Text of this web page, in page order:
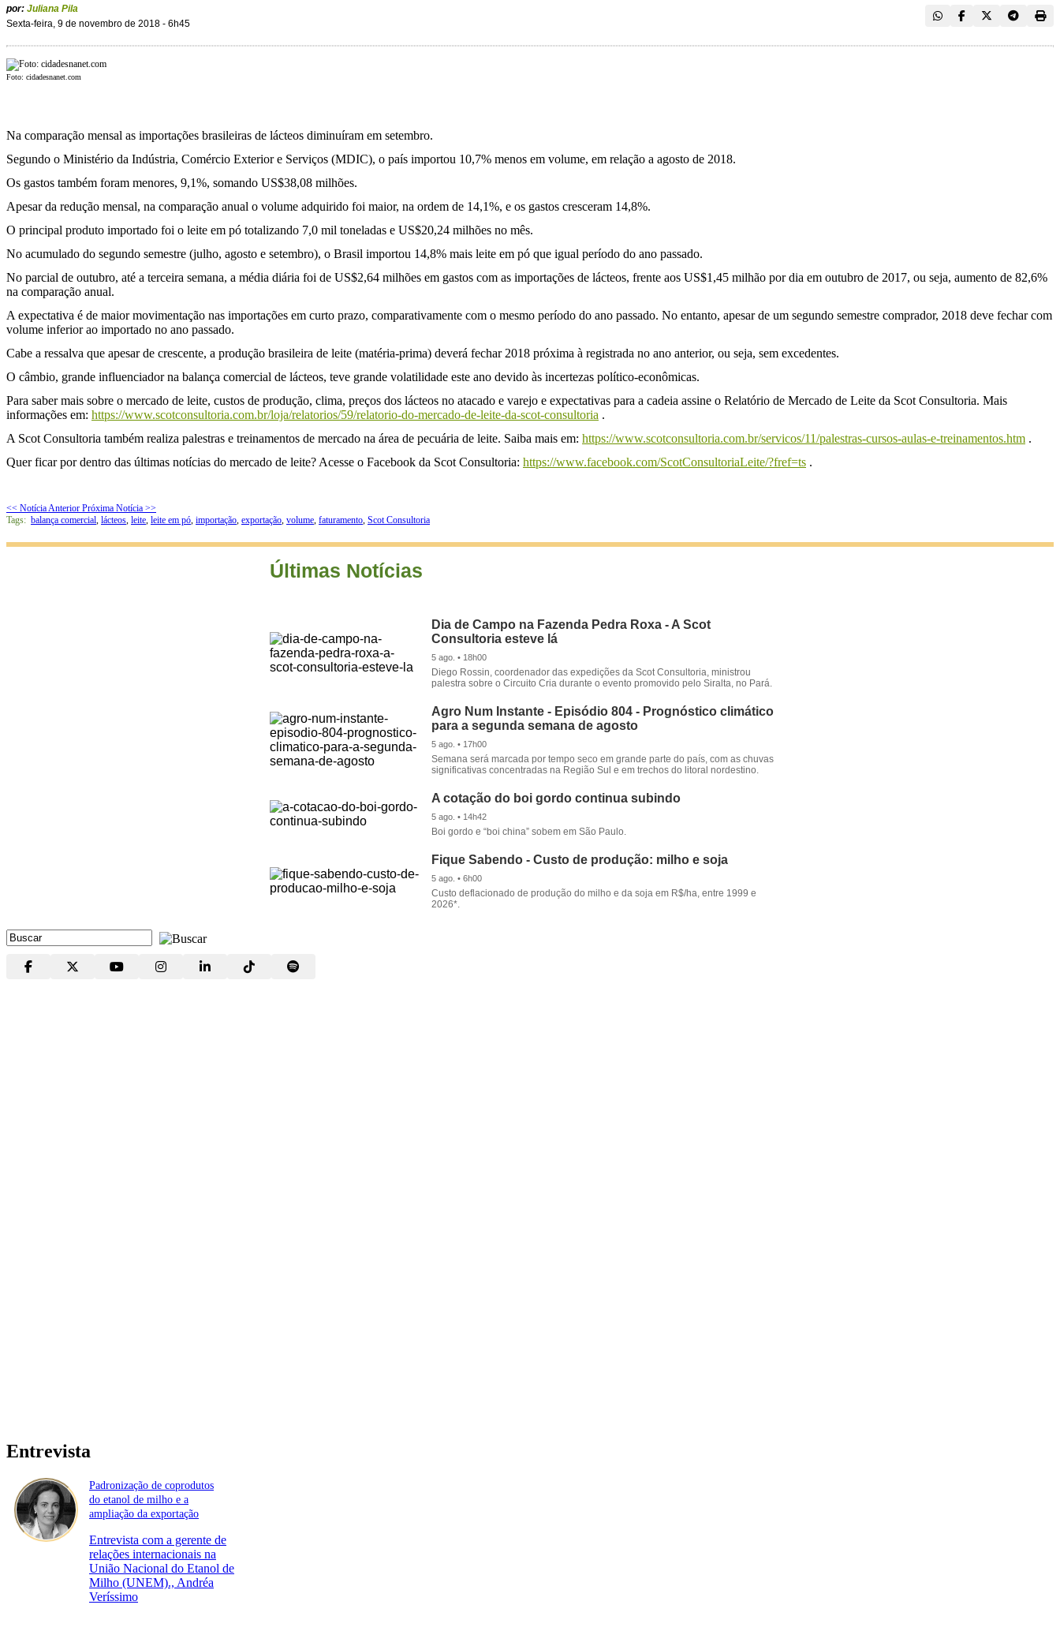
por: Juliana Pila
Sexta-feira, 9 de novembro de 2018 - 6h45
Foto: cidadesnanet.com
Na comparação mensal as importações brasileiras de lácteos diminuíram em setembro.
Segundo o Ministério da Indústria, Comércio Exterior e Serviços (MDIC), o país importou 10,7% menos em volume, em relação a agosto de 2018.
Os gastos também foram menores, 9,1%, somando US$38,08 milhões.
Apesar da redução mensal, na comparação anual o volume adquirido foi maior, na ordem de 14,1%, e os gastos cresceram 14,8%.
O principal produto importado foi o leite em pó totalizando 7,0 mil toneladas e US$20,24 milhões no mês.
No acumulado do segundo semestre (julho, agosto e setembro), o Brasil importou 14,8% mais leite em pó que igual período do ano passado.
No parcial de outubro, até a terceira semana, a média diária foi de US$2,64 milhões em gastos com as importações de lácteos, frente aos US$1,45 milhão por dia em outubro de 2017, ou seja, aumento de 82,6%
na comparação anual.
A expectativa é de maior movimentação nas importações em curto prazo, comparativamente com o mesmo período do ano passado. No entanto, apesar de um segundo semestre comprador, 2018 deve fechar com
volume inferior ao importado no ano passado.
Cabe a ressalva que apesar de crescente, a produção brasileira de leite (matéria-prima) deverá fechar 2018 próxima à registrada no ano anterior, ou seja, sem excedentes.
O câmbio, grande influenciador na balança comercial de lácteos, teve grande volatilidade este ano devido às incertezas político-econômicas.
Para saber mais sobre o mercado de leite, custos de produção, clima, preços dos lácteos no atacado e varejo e expectativas para a cadeia assine o Relatório de Mercado de Leite da Scot Consultoria. Mais
informações em: https://www.scotconsultoria.com.br/loja/relatorios/59/relatorio-do-mercado-de-leite-da-scot-consultoria .
A Scot Consultoria também realiza palestras e treinamentos de mercado na área de pecuária de leite. Saiba mais em: https://www.scotconsultoria.com.br/servicos/11/palestras-cursos-aulas-e-treinamentos.htm .
Quer ficar por dentro das últimas notícias do mercado de leite? Acesse o Facebook da Scot Consultoria: https://www.facebook.com/ScotConsultoriaLeite/?fref=ts .
<< Notícia Anterior Próxima Notícia >>
Tags: balança comercial, lácteos, leite, leite em pó, importação, exportação, volume, faturamento, Scot Consultoria
Últimas Notícias
Dia de Campo na Fazenda Pedra Roxa - A Scot
Consultoria esteve lá
5 ago. • 18h00
Diego Rossin, coordenador das expedições da Scot Consultoria, ministrou
palestra sobre o Circuito Cria durante o evento promovido pelo Siralta, no Pará.
Agro Num Instante - Episódio 804 - Prognóstico climático
para a segunda semana de agosto
5 ago. • 17h00
Semana será marcada por tempo seco em grande parte do país, com as chuvas
significativas concentradas na Região Sul e em trechos do litoral nordestino.
A cotação do boi gordo continua subindo
5 ago. • 14h42
Boi gordo e “boi china” sobem em São Paulo.
Fique Sabendo - Custo de produção: milho e soja
5 ago. • 6h00
Custo deflacionado de produção do milho e da soja em R$/ha, entre 1999 e
2026*.
Entrevista
Padronização de coprodutos
do etanol de milho e a
ampliação da exportação
Entrevista com a gerente de
relações internacionais na
União Nacional do Etanol de
Milho (UNEM)., Andréa
Veríssimo